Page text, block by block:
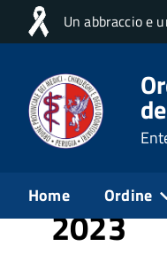
Un abbraccio e
Home Ordine
Home
Pubblicato: 15
Bandi
2023